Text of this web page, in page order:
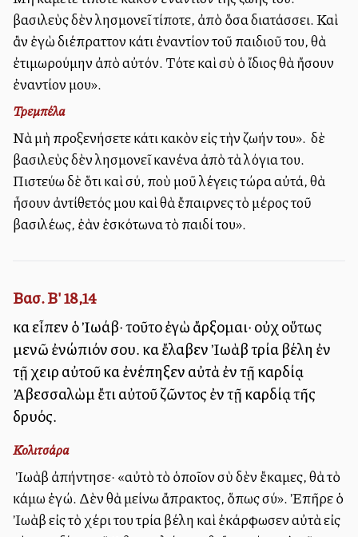
βασιλεὺς δὲν λησμονεῖ τίποτε, ἀπὸ ὅσα διατάσσει. Καὶ
ἂν ἐγὼ διέπραττον κάτι ἐναντίον τοῦ παιδιοῦ του, θὰ
ἐτιμωρούμην ἀπὸ αὐτόν. Τότε καὶ σὺ ὁ ἴδιος θὰ ἤσουν
ἐναντίον μου».
Τρεμπέλα
Νὰ μὴ προξενήσετε κάτι κακὸν εἰς τὴν ζωήν του». Ὁ δὲ
βασιλεὺς δὲν λησμονεῖ κανένα ἀπὸ τὰ λόγια του.
Πιστεύω δὲ ὅτι καὶ σύ, ποὺ μοῦ λέγεις τώρα αὐτά, θὰ
ἦσουν ἀντίθετός μου καὶ θὰ ἔπαιρνες τὸ μέρος τοῦ
βασιλέως, ἐὰν ἐσκότωνα τὸ παιδί του».
Βασ. Β' 18,14
καὶ εἶπεν ὁ Ἰωάβ· τοῦτο ἐγὼ ἄρξομαι· οὐχ οὕτως
μενῶ ἐνώπιόν σου. καὶ ἔλαβεν Ἰωὰβ τρία βέλη ἐν
τῇ χειρὶ αὐτοῦ καὶ ἐνέπηξεν αὐτὰ ἐν τῇ καρδίᾳ
Ἀβεσσαλὼμ ἔτι αὐτοῦ ζῶντος ἐν τῇ καρδίᾳ τῆς
δρυός.
Κολιτσάρα
Ὁ Ἰωὰβ ἀπήντησε· «αὐτὸ τὸ ὁποῖον σὺ δὲν ἔκαμες, θὰ τὸ
κάμω ἐγώ. Δὲν θὰ μείνω ἄπρακτος, ὅπως σύ». Ἐπῆρε ὁ
Ἰωὰβ εἰς τὸ χέρι του τρία βέλη καὶ ἐκάρφωσεν αὐτὰ εἰς